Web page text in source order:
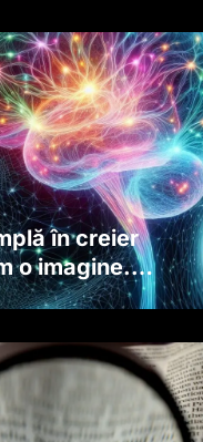
naștere
în creier
o imagine.
explică rolul